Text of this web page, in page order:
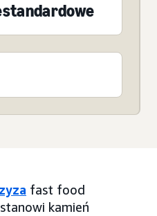
fast food
kamień